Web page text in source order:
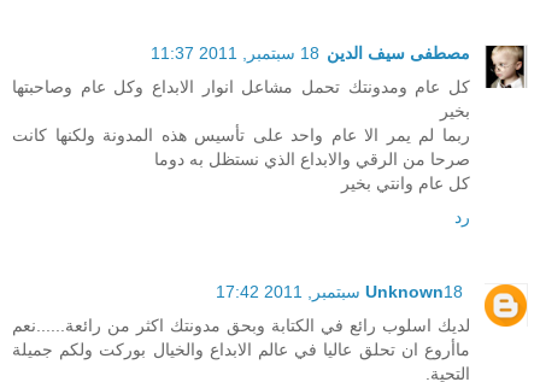
مصطفى سيف الدين 18 سبتمبر, 2011 11:37
كل عام ومدونتك تحمل مشاعل انوار الابداع وكل عام وصاحبتها
بخير
ربما لم يمر الا عام واحد على تأسيس هذه المدونة ولكنها كانت
صرحا من الرقي والابداع الذي نستظل به دوما
كل عام وانتي بخير
رد
Unknown18 سبتمبر, 2011 17:42
لديك اسلوب رائع في الكتابة وبحق مدونتك اكثر من رائعة......نعم
ماأروع ان تحلق عاليا في عالم الابداع والخيال بوركت ولكم جميلة
التحية.